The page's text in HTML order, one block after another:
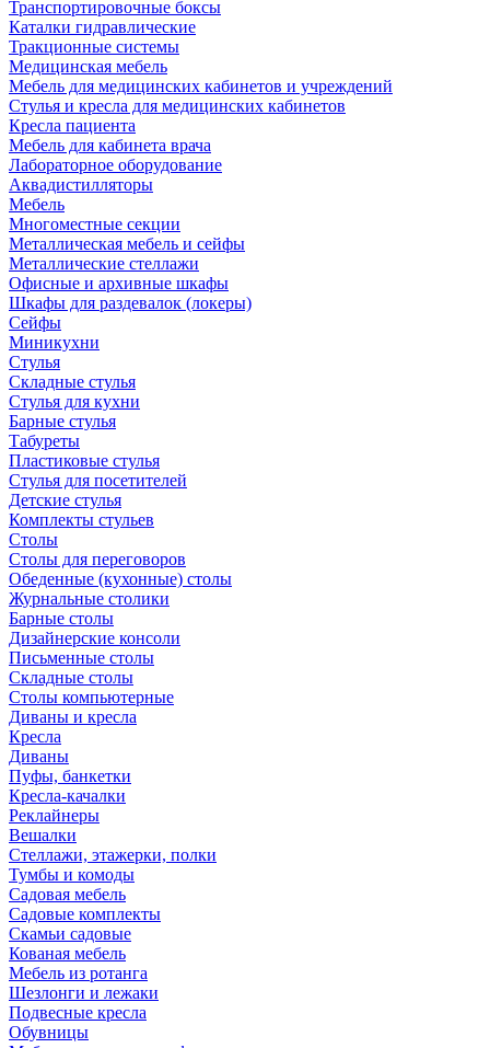
Транспортировочные боксы
Каталки гидравлические
Тракционные системы
Медицинская мебель
Мебель для медицинских кабинетов и учреждений
Стулья и кресла для медицинских кабинетов
Кресла пациента
Мебель для кабинета врача
Лабораторное оборудование
Аквадистилляторы
Мебель
Многоместные секции
Металлическая мебель и сейфы
Металлические стеллажи
Офисные и архивные шкафы
Шкафы для раздевалок (локеры)
Сейфы
Миникухни
Стулья
Складные стулья
Стулья для кухни
Барные стулья
Табуреты
Пластиковые стулья
Стулья для посетителей
Детские стулья
Комплекты стульев
Столы
Столы для переговоров
Обеденные (кухонные) столы
Журнальные столики
Барные столы
Дизайнерские консоли
Письменные столы
Складные столы
Столы компьютерные
Диваны и кресла
Кресла
Диваны
Пуфы, банкетки
Кресла-качалки
Реклайнеры
Вешалки
Стеллажи, этажерки, полки
Тумбы и комоды
Садовая мебель
Садовые комплекты
Скамьи садовые
Кованая мебель
Мебель из ротанга
Шезлонги и лежаки
Подвесные кресла
Обувницы